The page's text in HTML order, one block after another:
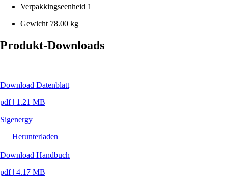
Verpakkingseenheid 1
Gewicht 78.00 kg
Produkt-Downloads
Download Datenblatt
pdf | 1.21 MB
Sigenergy
Herunterladen
Download Handbuch
pdf | 4.17 MB